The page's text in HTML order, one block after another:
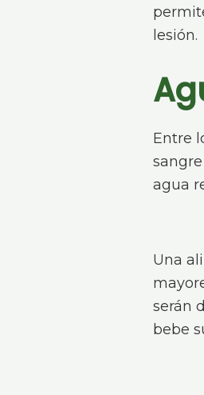
lesión.
Entre
agua
Una
serán
bebe